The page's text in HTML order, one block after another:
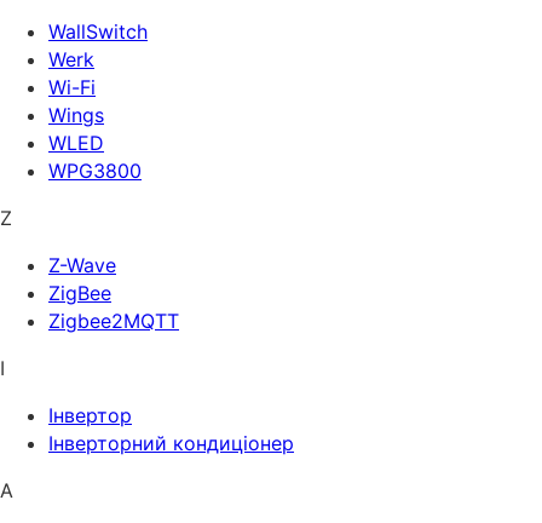
WallSwitch
Werk
Wi-Fi
Wings
WLED
WPG3800
Z
Z-Wave
ZigBee
Zigbee2MQTT
І
Інвертор
Інверторний кондиціонер
А